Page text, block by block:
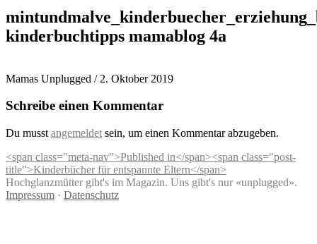
kinderbuchtipps mamablog 4a
Mamas Unplugged / 2. Oktober 2019
Schreibe einen Kommentar
Du musst angemeldet sein, um einen Kommentar abzugeben.
Beitragsnavigation
<span class="meta-nav">Published in</span><span class="post-
title">Kinderbücher für entspannte Eltern</span>
Hochglanzmütter gibt's im Magazin. Uns gibt's nur «unplugged».
Impressum · Datenschutz